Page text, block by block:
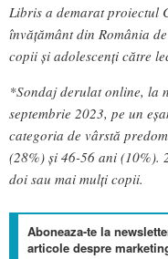
Libris a demarat proiectul
învățământ din România
copii și adolescenți către
*Sondaj derulat online, la
septembrie 2023, pe un
categoria de vârstă
(28%) și 46-56 ani (10%).
doi sau mai mulți copii.
Aboneaza-te la
articole despre